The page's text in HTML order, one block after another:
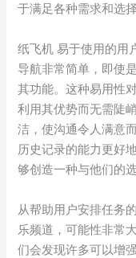
于满足各种需求和选
纸飞机 易于使用的用
导航非常简单，即使
其功能。这种易用性
利用其优势而无需陡
洁，使沟通令人满意
历史记录的能力更好
够创造一种与他们的
从帮助用户安排任务
乐频道，可能性非常
们会发现许多可以增